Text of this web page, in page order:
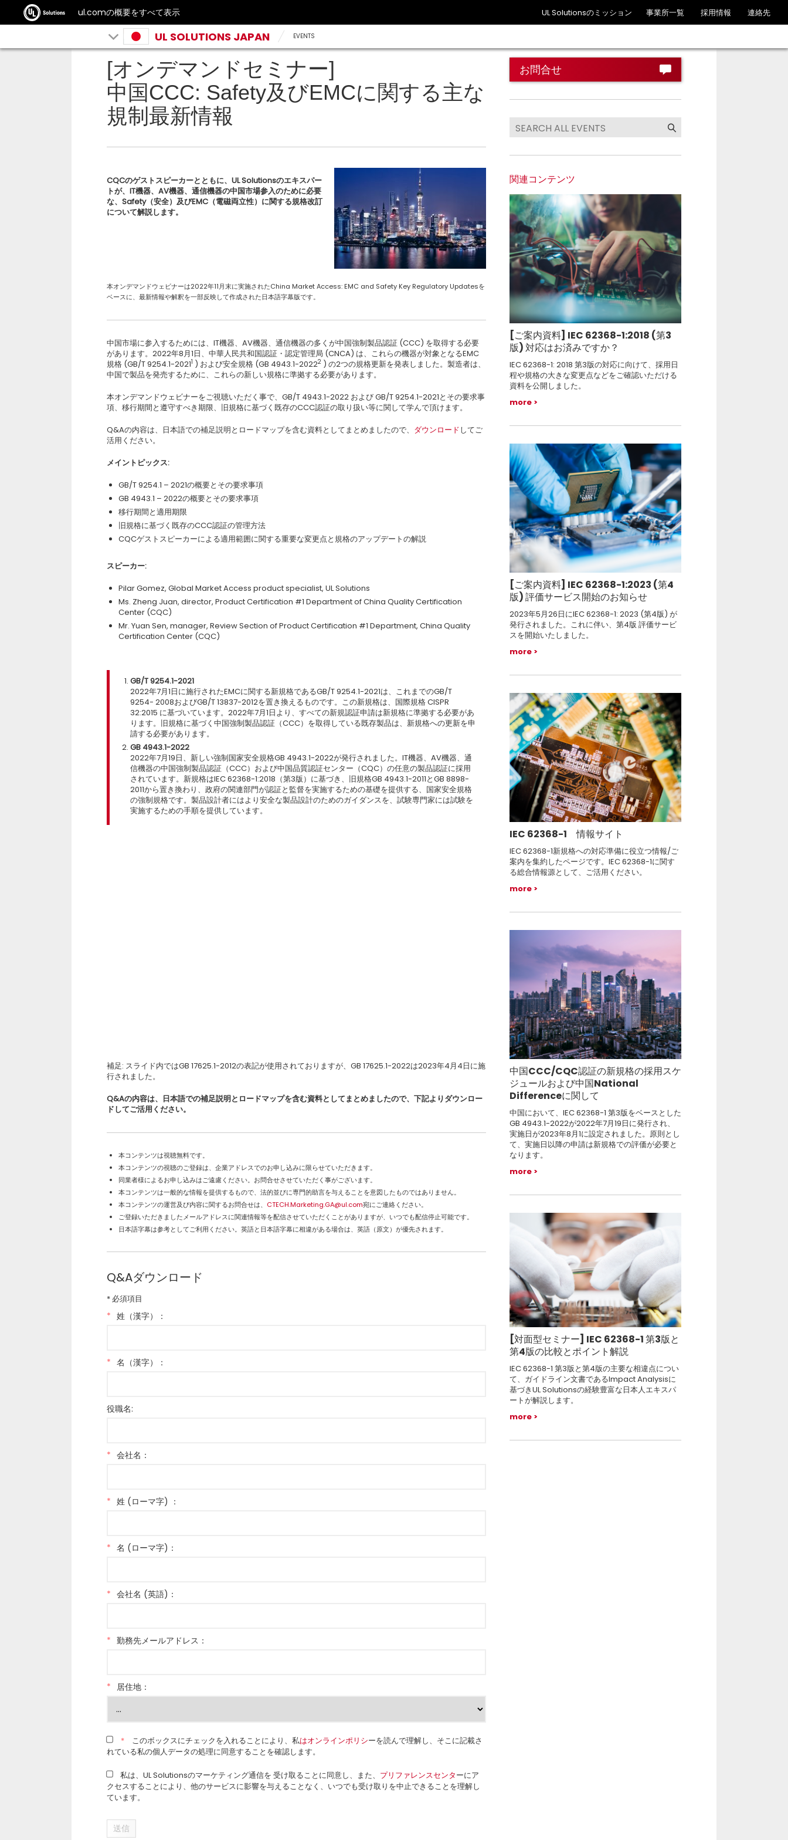
ul.comの概要をすべて表示 UL Solutionsのミッション 事業所一覧 採用情報 連絡先
UL SOLUTIONS JAPAN EVENTS
[オンデマンドセミナー]
中国CCC: Safety及びEMCに関する主な
規制最新情報
CQCのゲストスピーカーとともに、UL Solutionsのエキスパー
トが、IT機器、AV機器、通信機器の中国市場参入のために必要
な、Safety（安全）及びEMC（電磁両立性）に関する規格改訂
について解説します。
本オンデマンドウェビナーは2022年11月末に実施されたChina Market Access: EMC and Safety Key Regulatory Updatesを
ベースに、最新情報や解釈を一部反映して作成された日本語字幕版です。
中国市場に参入するためには、IT機器、AV機器、通信機器の多くが中国強制製品認証 (CCC) を取得する必要
があります。2022年8月1日、中華人民共和国認証・認定管理局 (CNCA) は、これらの機器が対象となるEMC
規格 (GB/T 9254.1-20211 ) および安全規格 (GB 4943.1-20222 ) の2つの規格更新を発表しました。製造者は、
中国で製品を発売するために、これらの新しい規格に準拠する必要があります。
本オンデマンドウェビナーをご視聴いただく事で、GB/T 4943.1-2022 および GB/T 9254.1-2021とその要求事
項、移行期間と遵守すべき期限、旧規格に基づく既存のCCC認証の取り扱い等に関して学んで頂けます。
Q&Aの内容は、日本語での補足説明とロードマップを含む資料としてまとめましたので、 ダウンロードしてご
活用ください。
メイントピックス:
GB/T 9254.1 – 2021の概要とその要求事項
GB 4943.1 – 2022の概要とその要求事項
移行期間と適用期限
旧規格に基づく既存のCCC認証の管理方法
CQCゲストスピーカーによる適用範囲に関する重要な変更点と規格のアップデートの解説
スピーカー:
Pilar Gomez, Global Market Access product specialist, UL Solutions
Ms. Zheng Juan, director, Product Certification #1 Department of China Quality Certification
Center (CQC)
Mr. Yuan Sen, manager, Review Section of Product Certification #1 Department, China Quality
Certification Center (CQC)
GB/T 9254.1-2021
2022年7月1日に施行されたEMCに関する新規格であるGB/T 9254.1-2021は、これまでのGB/T
9254- 2008およびGB/T 13837-2012を置き換えるものです。この新規格は、国際規格 CISPR
32:2015 に基づいています。2022年7月1日より、すべての新規認証申請は新規格に準拠する必要があ
ります。旧規格に基づく中国強制製品認証（CCC）を取得している既存製品は、新規格への更新を申
請する必要があります。
GB 4943.1-2022
2022年7月19日、新しい強制国家安全規格GB 4943.1-2022が発行されました。IT機器、AV機器、通
信機器の中国強制製品認証（CCC）および中国品質認証センター（CQC）の任意の製品認証に採用
されています。新規格はIEC 62368-1:2018（第3版）に基づき、旧規格GB 4943.1-2011とGB 8898-
2011から置き換わり、政府の関連部門が認証と監督を実施するための基礎を提供する、国家安全規格
の強制規格です。製品設計者にはより安全な製品設計のためのガイダンスを、試験専門家には試験を
実施するための手順を提供しています。
補足: スライド内ではGB 17625.1-2012の表記が使用されておりますが、GB 17625.1-2022は2023年4月4日に施
行されました。
Q&Aの内容は、日本語での補足説明とロードマップを含む資料としてまとめましたので、下記よりダウンロー
ドしてご活用ください。
本コンテンツは視聴無料です。
本コンテンツの視聴のご登録は、企業アドレスでのお申し込みに限らせていただきます。
同業者様によるお申し込みはご遠慮ください。お問合せさせていただく事がございます。
本コンテンツは一般的な情報を提供するもので、法的並びに専門的助言を与えることを意図したものではありません。
本コンテンツの運営及び内容に関するお問合せは、 CTECH.Marketing.GA@ul.com宛にご連絡ください。
ご登録いただきましたメールアドレスに関連情報等を配信させていただくことがありますが、いつでも配信停止可能です。
日本語字幕は参考としてご利用ください。英語と日本語字幕に相違がある場合は、英語（原文）が優先されます。
Q&Aダウンロード
* 必須項目
* 姓（漢字）：
* 名（漢字）：
役職名:
* 会社名：
* 姓 (ローマ字) ：
* 名 (ローマ字)：
* 会社名 (英語)：
* 勤務先メールアドレス：
* 居住地：
* このボックスにチェックを入れることにより、私はオンラインポリシーを読んで理解し、そこに記載さ
れている私の個人データの処理に同意することを確認します。
私は、UL Solutionsのマーケティング通信を 受け取ることに同意し、また、 プリファレンスセンターにア
クセスすることにより、他のサービスに影響を与えることなく、いつでも受け取りを中止できることを理解し
ています。
送信
お問合せ
関連コンテンツ
[ご案内資料] IEC 62368-1:2018 (第3
版) 対応はお済みですか？
IEC 62368-1: 2018 第3版の対応に向けて、採用日
程や規格の大きな変更点などをご確認いただける
資料を公開しました。
more
[ご案内資料] IEC 62368-1:2023 (第4
版) 評価サービス開始のお知らせ
2023年5月26日にIEC 62368-1: 2023 (第4版) が
発行されました。これに伴い、第4版 評価サービ
スを開始いたしました。
more
IEC 62368-1 情報サイト
IEC 62368-1新規格への対応準備に役立つ情報/ご
案内を集約したページです。IEC 62368-1に関す
る総合情報源として、ご活用ください。
more
中国CCC/CQC認証の新規格の採用スケ
ジュールおよび中国National
Differenceに関して
中国において、IEC 62368-1 第3版をベースとした
GB 4943.1-2022が2022年7月19日に発行され、
実施日が2023年8月1に設定されました。原則とし
て、実施日以降の申請は新規格での評価が必要と
なります。
more
[対面型セミナー] IEC 62368-1 第3版と
第4版の比較とポイント解説
IEC 62368-1 第3版と第4版の主要な相違点につい
て、ガイドライン文書であるImpact Analysisに
基づきUL Solutionsの経験豊富な日本人エキスパ
ートが解説します。
more